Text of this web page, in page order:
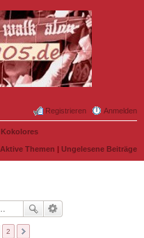
Anmelden
Registrieren
Kokolores
Aktive Themen | Ungelesene Beiträge
2